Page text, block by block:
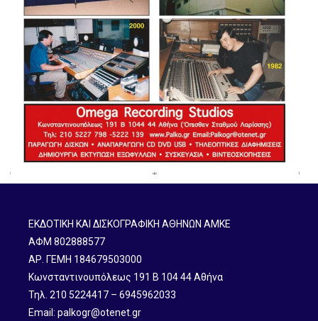
ΕΚΔΟΤΙΚΗ ΚΑΙ ΔΙΣΚΟΓΡΑΦΙΚΗ ΑΘΗΝΩΝ ΑΜΚΕ
ΑΦΜ 802888577
ΑΡ. ΓΕΜΗ 184679503000
Κωνσταντινουπόλεως 191 B 104 44 Αθήνα
Τηλ. 210 5224417 – 6945962033
Email: palkogr@otenet.gr